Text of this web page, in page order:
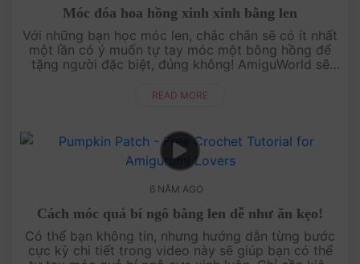
Móc đóa hoa hồng xinh xinh bằng len
Với những bạn học móc len, chắc chắn sẽ có ít nhất
một lần có ý muốn tự tay móc một bông hồng để
tặng người đặc biệt, đúng không! AmiguWorld sẽ
READ MORE
6 NĂM AGO
Cách móc quả bí ngô bằng len dễ như ăn kẹo!
Có thể bạn không tin, nhưng hướng dẫn từng bước
cực kỳ chi tiết trong video này sẽ giúp bạn có thể